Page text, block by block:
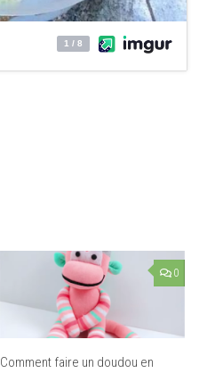
0
Comment faire un doudou en